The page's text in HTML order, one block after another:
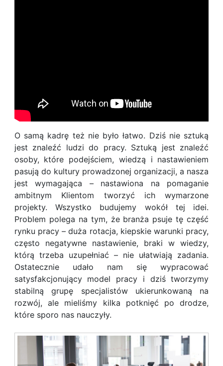
O samą kadrę też nie było łatwo. Dziś nie sztuką
jest znaleźć ludzi do pracy. Sztuką jest znaleźć
osoby, które podejściem, wiedzą i nastawieniem
pasują do kultury prowadzonej organizacji, a nasza
jest wymagająca – nastawiona na pomaganie
ambitnym Klientom tworzyć ich wymarzone
projekty. Wszystko budujemy wokół tej idei.
Problem polega na tym, że branża psuje tę część
rynku pracy – duża rotacja, kiepskie warunki pracy,
często negatywne nastawienie, braki w wiedzy,
którą trzeba uzupełniać – nie ułatwiają zadania.
Ostatecznie udało nam się wypracować
satysfakcjonujący model pracy i dziś tworzymy
stabilną grupę specjalistów ukierunkowaną na
rozwój, ale mieliśmy kilka potknięć po drodze,
które sporo nas nauczyły.